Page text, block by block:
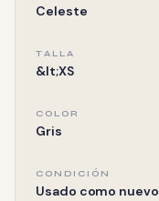
Celeste
TALLA
&lt;XS
COLOR
Gris
CONDICIÓN
Usado como nuevo